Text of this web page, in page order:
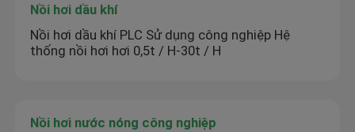
Nồi hơi dầu khí
Nồi hơi dầu khí PLC Sử dụng công nghiệp Hệ
thống nồi hơi hơi 0,5t / H-30t / H
Nồi hơi nước nóng công nghiệp